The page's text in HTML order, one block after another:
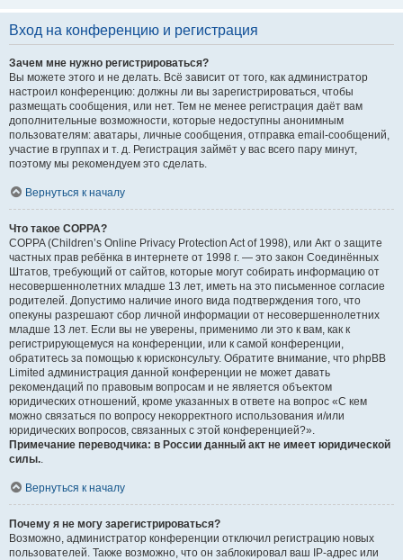
Вход на конференцию и регистрация
Зачем мне нужно регистрироваться?
Вы можете этого и не делать. Всё зависит от того, как администратор
настроил конференцию: должны ли вы зарегистрироваться, чтобы
размещать сообщения, или нет. Тем не менее регистрация даёт вам
дополнительные возможности, которые недоступны анонимным
пользователям: аватары, личные сообщения, отправка email-сообщений,
участие в группах и т. д. Регистрация займёт у вас всего пару минут,
поэтому мы рекомендуем это сделать.
Вернуться к началу
Что такое COPPA?
COPPA (Children’s Online Privacy Protection Act of 1998), или Акт о защите
частных прав ребёнка в интернете от 1998 г. — это закон Соединённых
Штатов, требующий от сайтов, которые могут собирать информацию от
несовершеннолетних младше 13 лет, иметь на это письменное согласие
родителей. Допустимо наличие иного вида подтверждения того, что
опекуны разрешают сбор личной информации от несовершеннолетних
младше 13 лет. Если вы не уверены, применимо ли это к вам, как к
регистрирующемуся на конференции, или к самой конференции,
обратитесь за помощью к юрисконсульту. Обратите внимание, что phpBB
Limited администрация данной конференции не может давать
рекомендаций по правовым вопросам и не является объектом
юридических отношений, кроме указанных в ответе на вопрос «С кем
можно связаться по вопросу некорректного использования и/или
юридических вопросов, связанных с этой конференцией?».
Примечание переводчика: в России данный акт не имеет юридической
силы..
Вернуться к началу
Почему я не могу зарегистрироваться?
Возможно, администратор конференции отключил регистрацию новых
пользователей. Также возможно, что он заблокировал ваш IP-адрес или